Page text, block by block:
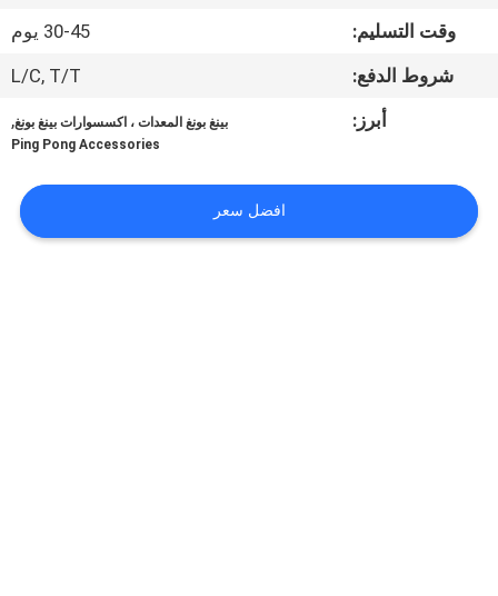
مراقبة
الجودة
بنا
وقت التسليم:
30-45 يوم
شروط الدفع:
L/C, T/T
أبرز:
بينغ بونغ المعدات ، اكسسوارات بينغ بونغ,
Ping Pong Accessories
افضل سعر